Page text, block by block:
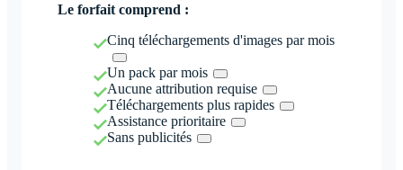
Le forfait comprend :
Cinq téléchargements d'images par mois
Un pack par mois
Aucune attribution requise
Téléchargements plus rapides
Assistance prioritaire
Sans publicités